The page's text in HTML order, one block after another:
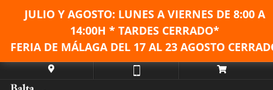
JULIO Y AGOSTO: LUNES A VIERNES DE 8:00 A
14:00H * TARDES CERRADO*
FERIA DE MÁLAGA DEL 17 AL 23 AGOSTO